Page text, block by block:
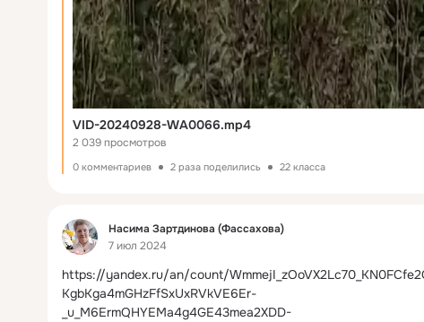
VID-20240928-WA0066.mp4
2 039 просмотров
0 комментариев 2 раза поделились 22 класса
Фид
Насима Зартдинова (Фассахова)
7 июл 2024
https://yandex.ru/an/count/
KgbKga4mGHzFfSxUxRVkVE6Er-
_u_M6ErmQHYEMa4g4GE43mea2XDD-